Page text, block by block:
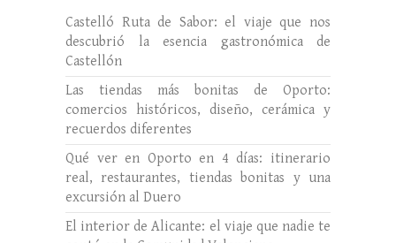
Castelló Ruta de Sabor: el viaje que nos
descubrió la esencia gastronómica de
Castellón
Las tiendas más bonitas de Oporto:
comercios históricos, diseño, cerámica y
recuerdos diferentes
Qué ver en Oporto en 4 días: itinerario
real, restaurantes, tiendas bonitas y una
excursión al Duero
El interior de Alicante: el viaje que nadie te